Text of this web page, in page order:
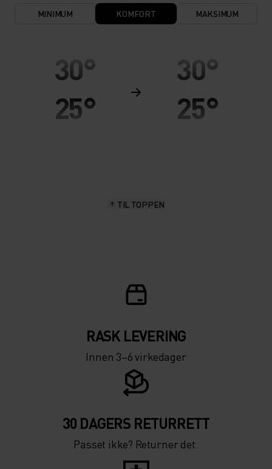
MINIMUM KOMFORT MAKSIMUM
30°
25°
-5°
-15°
-20°
30°
25°
-5°
-15°
-20°
TIL TOPPEN
RASK LEVERING
Innen 3–6 virkedager
30 DAGERS RETURRETT
Passet ikke? Returner det.